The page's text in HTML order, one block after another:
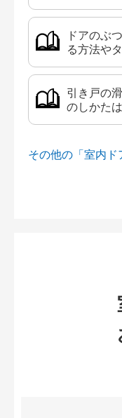
ドアのぶ
る方法や
引き戸の
のしかた
その他の「室内